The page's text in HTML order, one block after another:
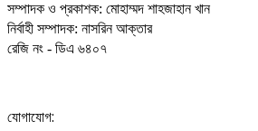
সম্পাদক ও প্রকাশক: মোহাম্মদ শাহজাহান খান
নির্বাহী সম্পাদক: নাসরিন আক্তার
রেজি নং - ডিএ ৬৪০৭
যোগাযোগ: